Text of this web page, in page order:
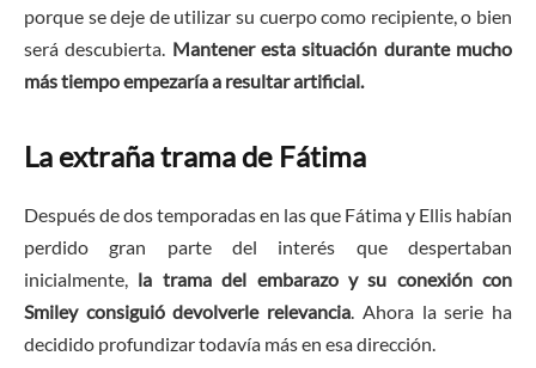
porque se deje de utilizar su cuerpo como recipiente, o bien
será descubierta. Mantener esta situación durante mucho
más tiempo empezaría a resultar artificial.
La extraña trama de Fátima
Después de dos temporadas en las que Fátima y Ellis habían
perdido gran parte del interés que despertaban
inicialmente, la trama del embarazo y su conexión con
Smiley consiguió devolverle relevancia. Ahora la serie ha
decidido profundizar todavía más en esa dirección.